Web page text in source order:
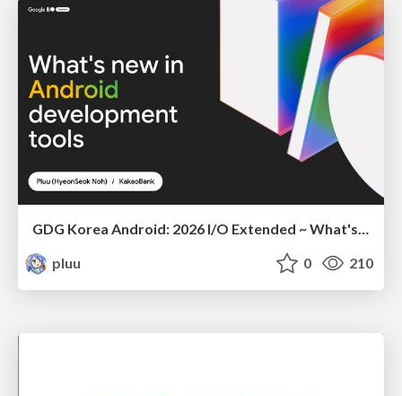
pluu
0 210